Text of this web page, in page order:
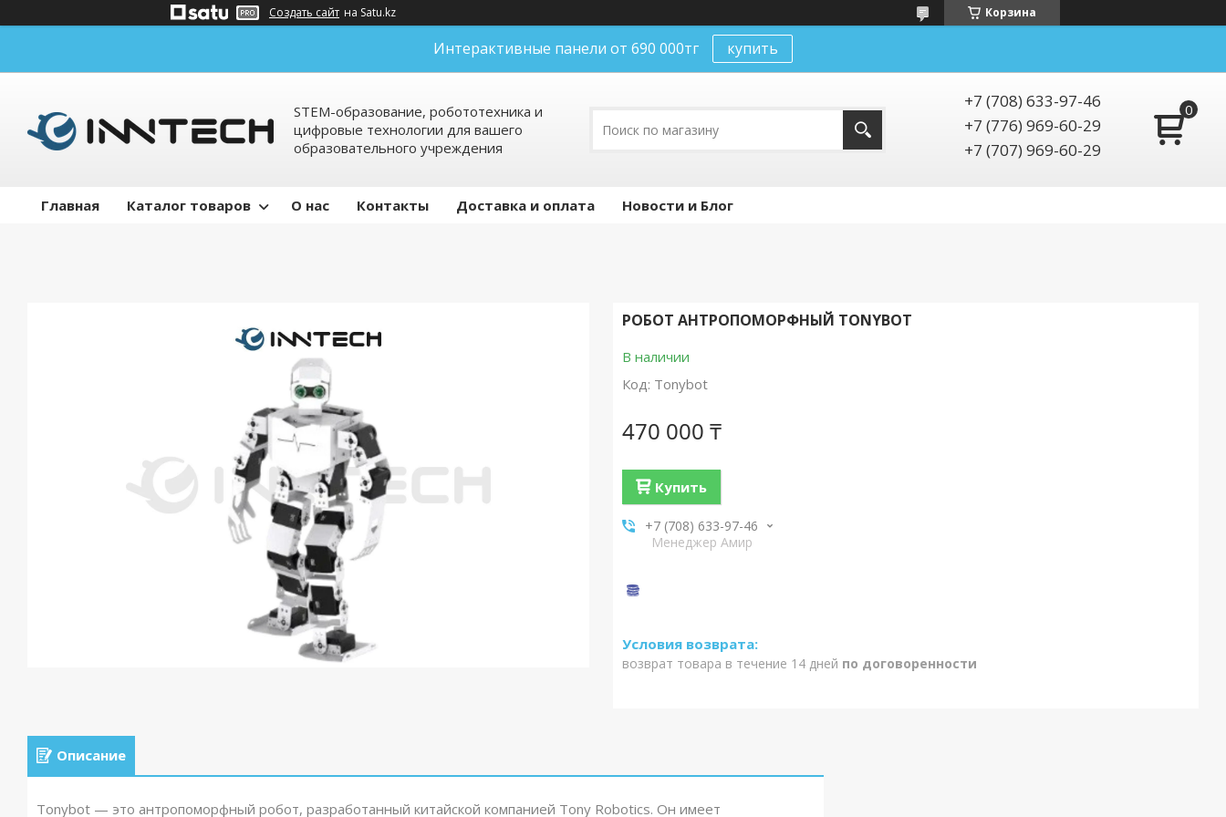
Создать сайт на Satu.kz Корзина
Интерактивные панели от 690 000тг купить
STEM-образование, робототехника и
цифровые технологии для вашего
образовательного учреждения
+7 (708) 633-97-46
+7 (776) 969-60-29
+7 (707) 969-60-29
Главная Каталог товаров О нас Контакты Доставка и оплата Новости и Блог
РОБОТ АНТРОПОМОРФНЫЙ TONYBOT
В наличии
Код: Tonybot
470 000 ₸
Купить
+7 (708) 633-97-46
Менеджер Амир
возврат товара в течение 14 дней по договоренности
Описание
Tonybot — это антропоморфный робот, разработанный китайской компанией Tony Robotics. Он имеет